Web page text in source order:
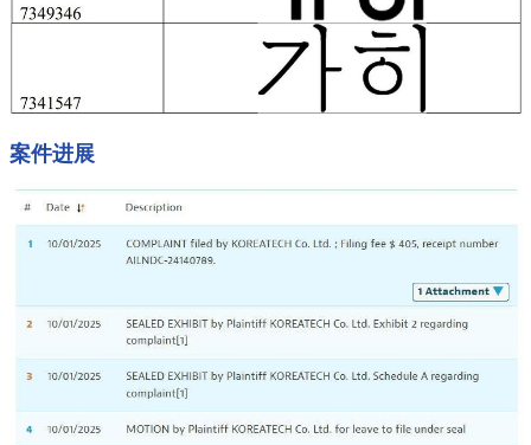
搜索
案件进展